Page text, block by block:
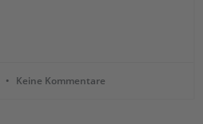
Keine Kommentare